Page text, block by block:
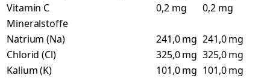
Vitamin C
0,2 mg
0,2 mg
Mineralstoffe
Natrium (Na)
241,0 mg 241,0 mg
Chlorid (Cl)
325,0 mg 325,0 mg
Kalium (K)
101,0 mg 101,0 mg